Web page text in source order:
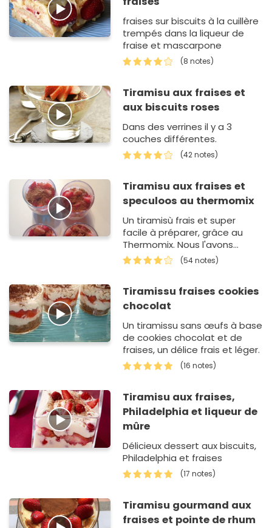
fraises sur biscuits à la cuillère
trempés dans la liqueur de
fraise et mascarpone
(8 notes)
Tiramisu aux fraises et
aux biscuits roses
Dans des verrines il y a 3
couches différentes.
(42 notes)
Tiramisu aux fraises et
speculoos au thermomix
Un tiramisù frais et super
facile à préparer, grâce au
Thermomix. Nous l'avons
dressé dans des terrines
individuelles, mais vous p…
(54 notes)
Tiramissu fraises cookies
chocolat
Un tiramissu sans œufs à base
de cookies chocolat et de
fraises, un délice frais et léger.
(16 notes)
Tiramisu aux fraises,
Philadelphia et liqueur de
mûre
Délicieux dessert aux biscuits,
Philadelphia et fraises
(17 notes)
Tiramisu gourmand aux
fraises et pointe de rhum